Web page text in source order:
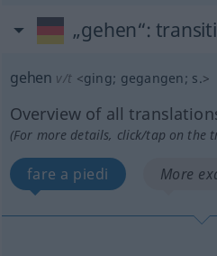
„gehen“:
gehen v/t <ging; gegangen; s.>
Overview of all
(For more details, click/tap on the
fare a piedi More